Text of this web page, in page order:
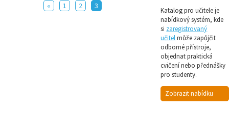
« 1 2 3
Katalog pro učitele je
nabídkový systém, kde
si zaregistrovaný
učitelmůže zapůjčit
odborné přístroje,
objednat praktická
cvičení nebo přednášky
pro studenty.
Zobrazit nabídku